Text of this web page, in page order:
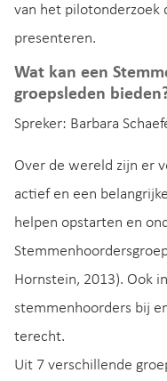
van het pilotonderzoek
presenteren.
Wat kan een
groepsleden
Spreker: Barbara
Over de wereld zijn er
actief en een
helpen opstarten en
Hornstein, 2013). Ook
stemmenhoorders bij
terecht.
Uit 7 verschillende